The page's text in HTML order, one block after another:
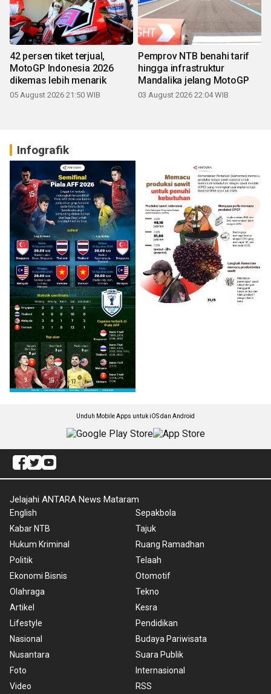
42 persen tiket terjual,
MotoGP Indonesia 2026
dikemas lebih menarik
05 August 2026 21:50 WIB
Pemprov NTB benahi tarif
hingga infrastruktur
Mandalika jelang MotoGP
03 August 2026 22:04 WIB
Infografik
Unduh Mobile Apps untuk iOS dan Android
Jelajahi ANTARA News Mataram
English
Kabar NTB
Hukum Kriminal
Politik
Ekonomi Bisnis
Olahraga
Artikel
Lifestyle
Nasional
Nusantara
Foto
Video
Sepakbola
Tajuk
Ruang Ramadhan
Telaah
Otomotif
Tekno
Kesra
Pendidikan
Budaya Pariwisata
Suara Publik
Internasional
RSS